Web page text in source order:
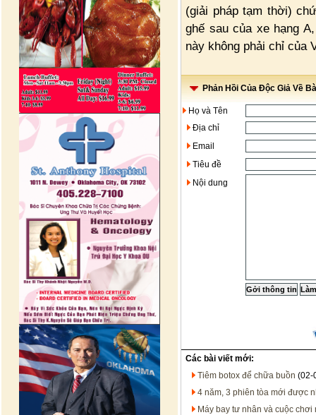
(giải pháp tạm thời)
ghế sau của xe hạng
này không phải chỉ của
Phản Hồi Của Độc Giả Về
Họ và Tên
Địa chỉ
Email
Tiêu đề
Nội dung
Các bài viết mới:
Tiêm botox để chữa buồn (02-
4 năm, 3 phiên tòa mới được
Máy bay tư nhân và cuộc